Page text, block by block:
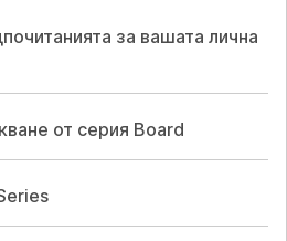
за вашата лична
от серия Board